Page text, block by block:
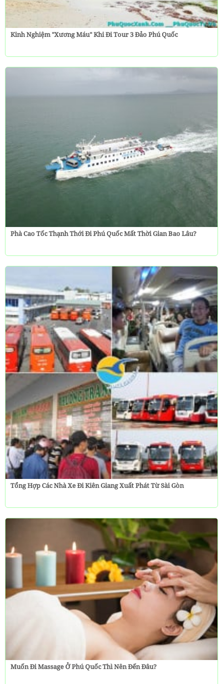
Kinh Nghiệm "Xương Máu" Khi Đi Tour 3 Đảo Phú Quốc
Phà Cao Tốc Thạnh Thới Đi Phú Quốc Mất Thời Gian Bao Lâu?
Tổng Hợp Các Nhà Xe Đi Kiên Giang Xuất Phát Từ Sài Gòn
Muốn Đi Massage Ở Phú Quốc Thì Nên Đến Đâu?